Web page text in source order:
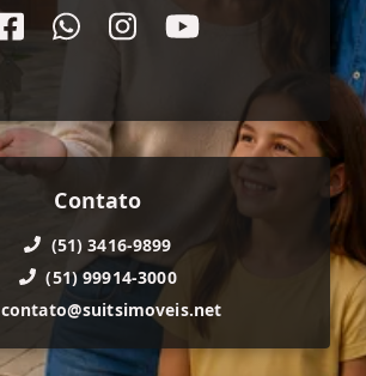
Contato
(51) 3416-9899
(51) 99914-3000
contato@suitsimoveis.net